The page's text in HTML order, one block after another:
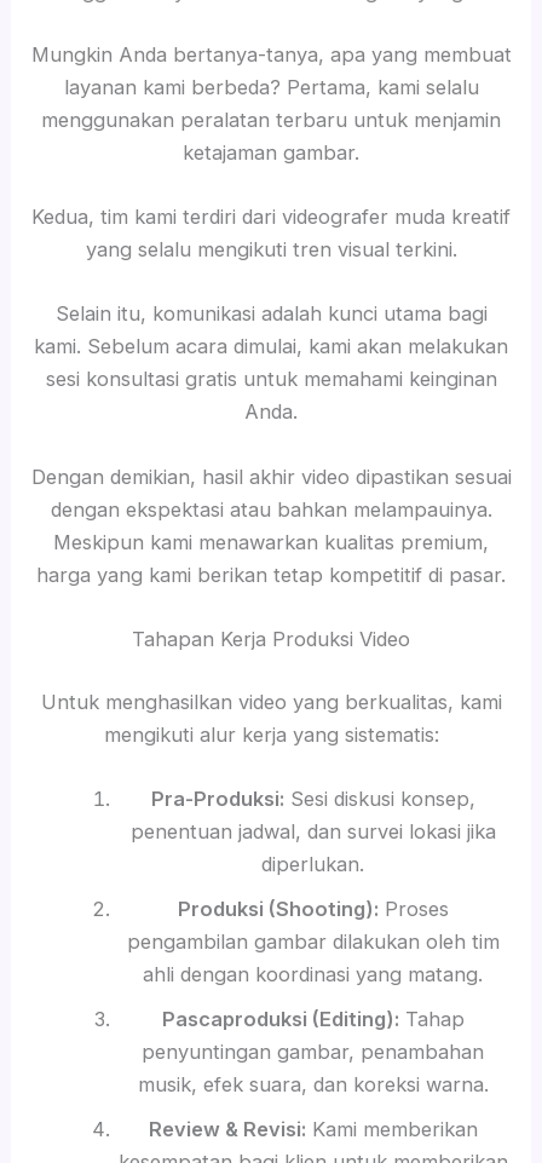
Mungkin Anda bertanya-tanya, apa yang membuat
layanan kami berbeda? Pertama, kami selalu
menggunakan peralatan terbaru untuk menjamin
ketajaman gambar.
Kedua, tim kami terdiri dari videografer muda kreatif
yang selalu mengikuti tren visual terkini.
Selain itu, komunikasi adalah kunci utama bagi
kami. Sebelum acara dimulai, kami akan melakukan
sesi konsultasi gratis untuk memahami keinginan
Anda.
Dengan demikian, hasil akhir video dipastikan sesuai
dengan ekspektasi atau bahkan melampauinya.
Meskipun kami menawarkan kualitas premium,
harga yang kami berikan tetap kompetitif di pasar.
Tahapan Kerja Produksi Video
Untuk menghasilkan video yang berkualitas, kami
mengikuti alur kerja yang sistematis:
Pra-Produksi: Sesi diskusi konsep,
penentuan jadwal, dan survei lokasi jika
diperlukan.
Produksi (Shooting): Proses
pengambilan gambar dilakukan oleh tim
ahli dengan koordinasi yang matang.
Pascaproduksi (Editing): Tahap
penyuntingan gambar, penambahan
musik, efek suara, dan koreksi warna.
Review & Revisi: Kami memberikan